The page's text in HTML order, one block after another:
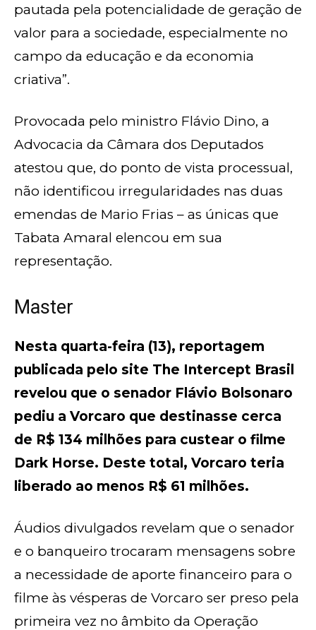
pautada pela potencialidade de geração de
valor para a sociedade, especialmente no
campo da educação e da economia
criativa”.
Provocada pelo ministro Flávio Dino, a
Advocacia da Câmara dos Deputados
atestou que, do ponto de vista processual,
não identificou irregularidades nas duas
emendas de Mario Frias – as únicas que
Tabata Amaral elencou em sua
representação.
Master
Nesta quarta-feira (13), reportagem
publicada pelo site The Intercept Brasil
revelou que o senador Flávio Bolsonaro
pediu a Vorcaro que destinasse cerca
de R$ 134 milhões para custear o filme
Dark Horse. Deste total, Vorcaro teria
liberado ao menos R$ 61 milhões.
Áudios divulgados revelam que o senador
e o banqueiro trocaram mensagens sobre
a necessidade de aporte financeiro para o
filme às vésperas de Vorcaro ser preso pela
primeira vez no âmbito da Operação